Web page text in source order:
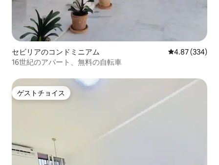
セビリアのコンドミニアム レビュー334
4.87 (334)
16世紀のアパート、無料の自転車
ゲストチョイス
ゲストチョイス